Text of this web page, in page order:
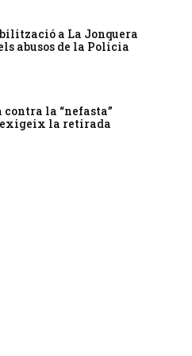
a La Jonquera
abusos de la Policia
contra la “nefasta”
la retirada